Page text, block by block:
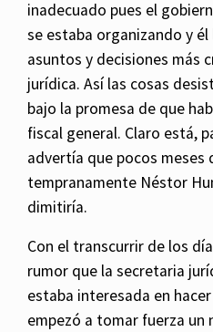
inadecuado pues el
se estaba organizando y
asuntos y decisiones más
jurídica. Así las cosas
bajo la promesa de que
fiscal general. Claro está,
advertía que pocos meses
tempranamente Néstor
dimitiría.
Con el transcurrir de los
rumor que la secretaria
estaba interesada en
empezó a tomar fuerza un